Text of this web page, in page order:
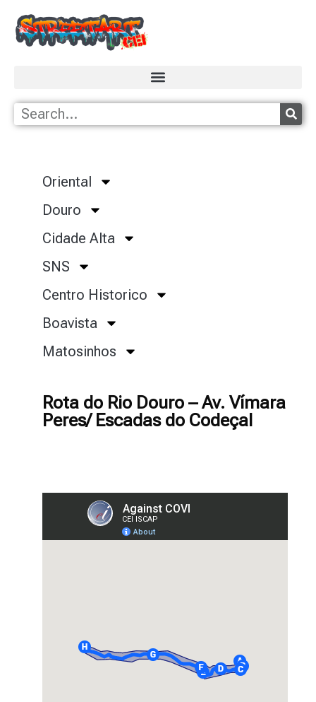
Oriental
Douro
Cidade Alta
SNS
Centro Historico
Boavista
Matosinhos
Rota do Rio Douro – Av. Vímara
Peres/ Escadas do Codeçal